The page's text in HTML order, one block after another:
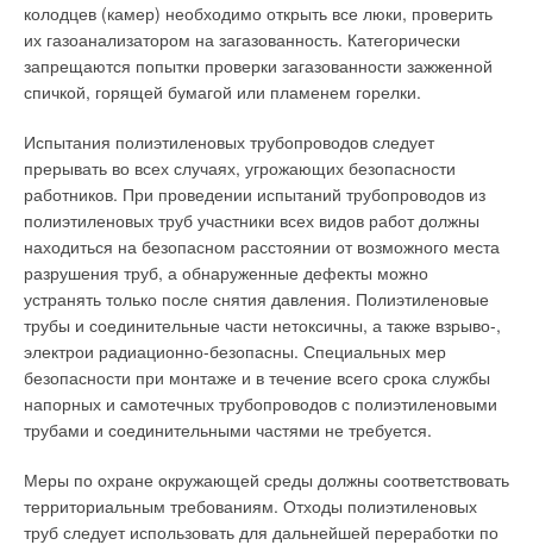
колодцев (камер) необходимо открыть все люки, проверить
их газоанализатором на загазованность. Категорически
запрещаются попытки проверки загазованности зажженной
спичкой, горящей бумагой или пламенем горелки.
Испытания полиэтиленовых трубопроводов следует
прерывать во всех случаях, угрожающих безопасности
работников. При проведении испытаний трубопроводов из
полиэтиленовых труб участники всех видов работ должны
находиться на безопасном расстоянии от возможного места
разрушения труб, а обнаруженные дефекты можно
устранять только после снятия давления. Полиэтиленовые
трубы и соединительные части нетоксичны, а также взрыво-,
электрои радиационно-безопасны. Специальных мер
безопасности при монтаже и в течение всего срока службы
напорных и самотечных трубопроводов с полиэтиленовыми
трубами и соединительными частями не требуется.
Меры по охране окружающей среды должны соответствовать
территориальным требованиям. Отходы полиэтиленовых
труб следует использовать для дальнейшей переработки по
Такие фитинги облегчают монтаж, поскольку меньше
пресссоединений приходится делать на весу в неудобном
положении, а также минимизируют складские запасы
производителя и дистрибьюторов. Спектр типоразмеров: 25–
110 мм. Справедливости ради надо отметить, что за
истекшие полтора года данный вид фитингов не нашел
широкого применения. Для монтажа трубопроводов из меди
и нержавеющей стали также могут быть использованы пресс-
соединения.
Такие детали очень похожи на фитинги под пайку, но имеют
специальные уплотнения в виде кольца из EPDM,
вмонтированные в раструб. Чтобы смонтировать этот не
самый дешевый фитинг также требуется дорогостоящий
пресс-инструмент. Пуш-фитинги (англ. to push — толкать) —
особый вид фасонных деталей для монтажа
металлопластиковых трубопроводов. Популярность этих
соединительных элементов в последнее время набирает
обороты вслед за снижением цены их реализации и
расширения каналов сбыта.